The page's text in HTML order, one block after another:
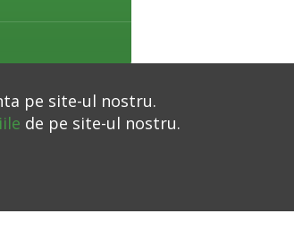
pe site-ul nostru.
de pe site-ul nostru.